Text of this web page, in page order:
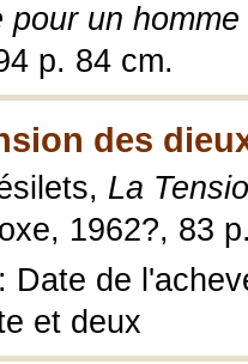
pour un
p. 84 cm.
des
La
1962?, 83
Date de
et deux